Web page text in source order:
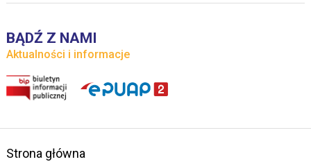
BĄDŹ Z NAMI
Aktualności i informacje
Strona główna